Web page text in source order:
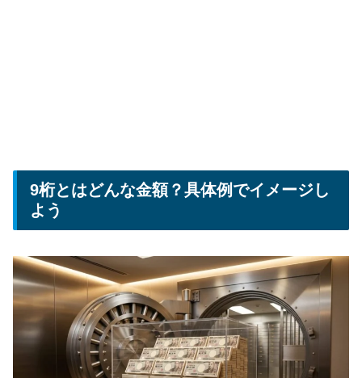
9桁とはどんな金額？具体例でイメージし
よう